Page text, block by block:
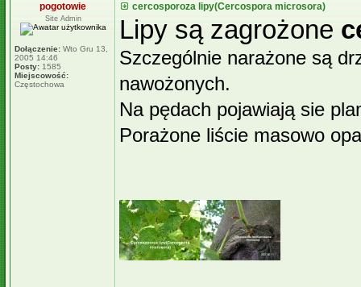
pogotowie
Site Admin
Dołączenie: Wto Gru 13,
2005 14:46
Posty: 1585
Miejscowość:
Częstochowa
cercosporoza lipy(Cercospora microsora)
Lipy są zagrożone
Szczególnie narażone są
nawożonych.
Na pędach pojawiają sie
Porażone liście masowo